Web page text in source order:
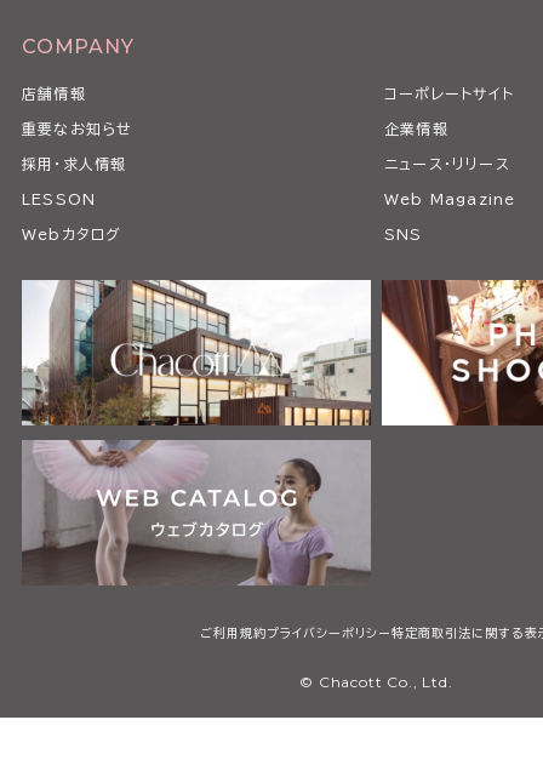
COMPANY
店舗情報 コーポレートサイト
重要なお知らせ 企業情報
採用・求人情報 ニュース・リリース
LESSON Web Magazine
Webカタログ SNS
ご利用規約プライバシーポリシー特定商取引法に関する表
© Chacott Co., Ltd.